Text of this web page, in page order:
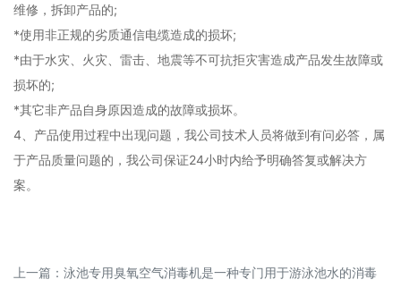
维修，拆卸产品的;
*使用非正规的劣质通信电缆造成的损坏;
*由于水灾、火灾、雷击、地震等不可抗拒灾害造成产品发生故障或
损坏的;
*其它非产品自身原因造成的故障或损坏。
4、产品使用过程中出现问题，我公司技术人员将做到有问必答，属
于产品质量问题的，我公司保证24小时内给予明确答复或解决方
案。
上一篇： 泳池专用臭氧空气消毒机是一种专门用于游泳池水的消毒